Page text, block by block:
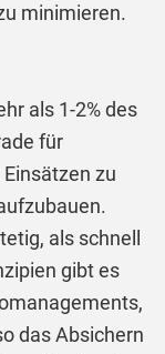
minimieren.
als 1-2% des
für
zu
als schnell
gibt es
das Absichern